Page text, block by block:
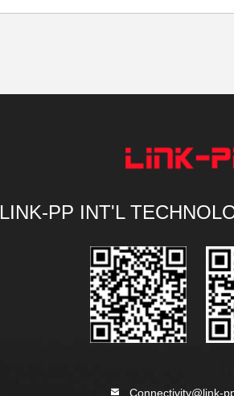
LINK-PP INT'L
Connectivity@link-